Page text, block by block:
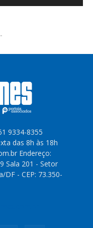
9334-8355
das 8h às 18h
Endereço:
Sala 201 - Setor
DF - CEP: 73.350-